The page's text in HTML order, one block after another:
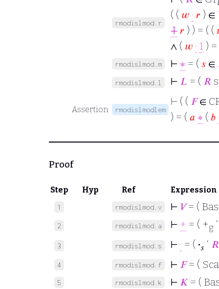
rmodislmod.r
( ( 𝑤 · 𝑟 ) ∈
⨣𝑟 ) ) = ( (
∧ ( 𝑤 · 1 ) =
rmodislmod.m ⊢ ∗ = ( 𝑠 ∈
rmodislmod.l ⊢ 𝐿 = ( 𝑅
Assertion rmodislmodlem
⊢ ( ( 𝐹∈
) = ( 𝑎 ∗ ( 𝑏
Proof
Step Hyp Ref Expression
1 rmodislmod.v ⊢ 𝑉= (
2 rmodislmod.a ⊢ + = ( +g
3 rmodislmod.s ⊢ · = ( ·𝑠 ‘ 𝑅
4 rmodislmod.f ⊢ 𝐹= (
5 rmodislmod.k ⊢ 𝐾= (